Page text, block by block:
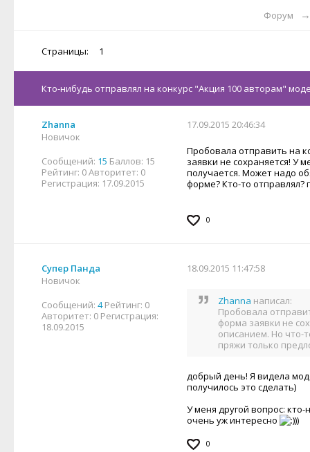
Форум
Страницы: 1
Кто-нибудь отправлял на конкурс "Акция 100 авторам"
Zhanna
Новичок
Сообщений: 15 Баллов: 15
Рейтинг: 0Авторитет: 0
Регистрация: 17.09.2015
17.09.2015 20:46:34
Пробовала отправить на
заявки не сохраняется! У
получается. Может надо
форме? Кто-то отправлял?
0
Супер Панда
Новичок
Сообщений: 4 Рейтинг: 0
Авторитет: 0 Регистрация:
18.09.2015
18.09.2015 11:47:58
Zhanna написал:
Пробовала
форма заявки не
описанием. Но что-
пряжи только
добрый день! Я видела
получилось это сделать)
У меня другой вопрос: кто-
очень уж интересно
))
0